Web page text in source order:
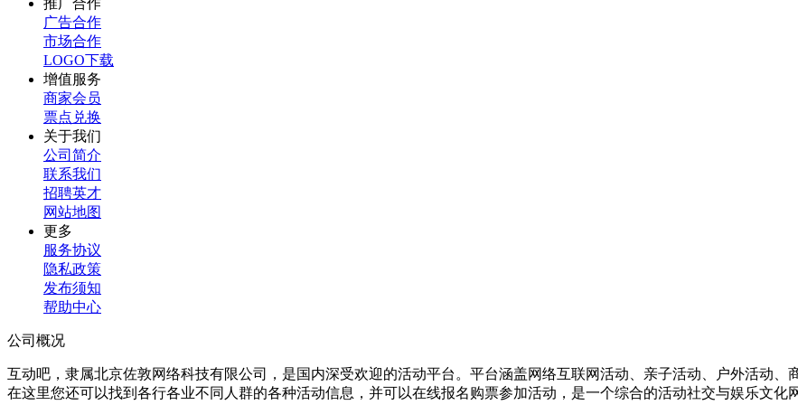
推广合作
广告合作
市场合作
LOGO下载
增值服务
商家会员
票点兑换
关于我们
公司简介
联系我们
招聘英才
网站地图
更多
服务协议
隐私政策
发布须知
帮助中心
公司概况
互动吧，隶属北京佐敦网络科技有限公司，是国内深受欢迎的活动平台。平台涵盖网络互联网活动、亲子活动、户外活动、
在这里您还可以找到各行各业不同人群的各种活动信息，并可以在线报名购票参加活动，是一个综合的活动社交与娱乐文化网